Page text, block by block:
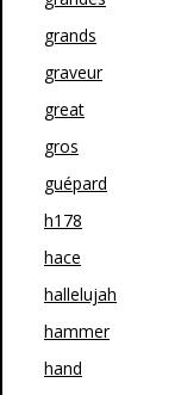
grands
graveur
great
gros
guépard
h178
hace
hallelujah
hammer
hand